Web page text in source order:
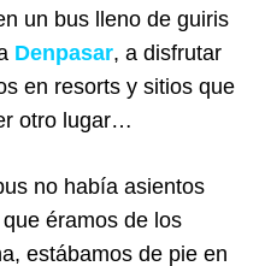
un bus lleno de guiris
Denpasar, a disfrutar
en resorts y sitios que
otro lugar…
no había asientos
éramos de los
estábamos de pie en